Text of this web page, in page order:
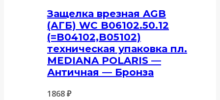
Защелка врезная AGB
(АГБ) WC B06102.50.12
(=B04102,B05102)
техническая упаковка пл.
MEDIANA POLARIS —
Античная — Бронза
1868₽